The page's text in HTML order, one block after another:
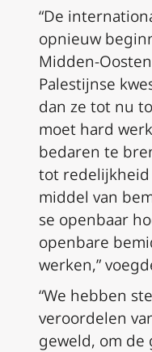
“De
opnieuw
Midden-
Palestijnse
dan ze tot nu
moet hard
bedaren te
tot
middel van
se openbaar
openbare
werken,”
“We hebben
veroordelen
geweld, om de